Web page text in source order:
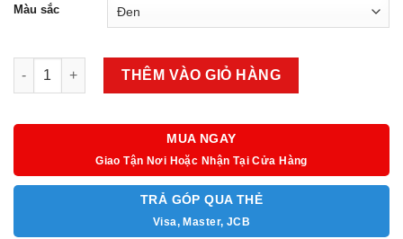
Màu sắc
Khóa thông minh Metalock AZT-A06 số lượng
THÊM VÀO GIỎ HÀNG
MUA NGAY
Giao Tận Nơi Hoặc Nhận Tại Cửa Hàng
TRẢ GÓP QUA THẺ
Visa, Master, JCB